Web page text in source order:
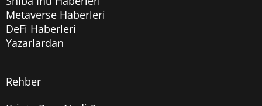
Metaverse Haberleri
DeFi Haberleri
Yazarlardan
Rehber